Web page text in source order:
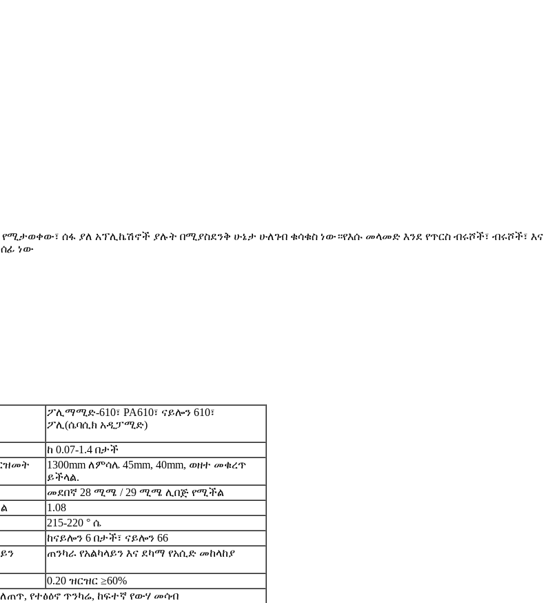
ሰፋ ያለ አፕሊኬሽኖች ያሉት በሚያስደንቅ ሁኔታ ሁለገብ ቁሳቁስ ነው።የእሱ መላመድ እንደ የጥርስ ብሩሾች፣ ብሩሾች፣ እና
ነው
ፖሊማሚድ-610፣ PA610፣ ናይሎን 610፣
ፖሊ(ሴባሲክ አዲፓሚድ)
ከ 0.07-1.4 በታች
1300mm ለምሳሌ 45mm, 40mm, ወዘተ መቁረጥ
ይችላል.
መደበኛ 28 ሚሜ / 29 ሚሜ ሊበጅ የሚችል
1.08
215-220 ° ሴ
ከናይሎን 6 በታች፣ ናይሎን 66
ጠንካራ የአልካላይን እና ደካማ የአሲድ መከላከያ
0.20 ዝርዝር ≥60%
የተፅዕኖ ጥንካሬ, ከፍተኛ የውሃ መሳብ